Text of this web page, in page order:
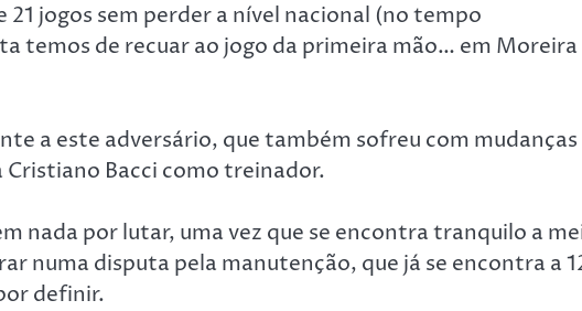
21 jogos sem perder a nível nacional (no tempo
temos de recuar ao jogo da primeira mão… em Moreira
a este adversário, que também sofreu com mudanças
Bacci como treinador.
nada por lutar, uma vez que se encontra tranquilo a
numa disputa pela manutenção, que já se encontra a
definir.